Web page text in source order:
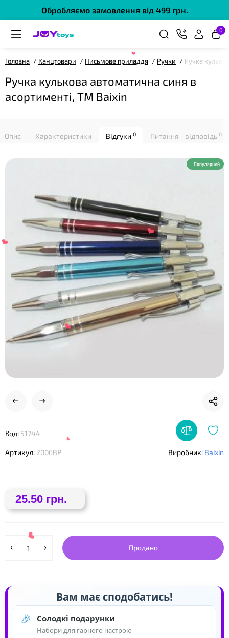
Обробляємо замовлення від 499 грн.
0
Головна Канцтовари Письмове приладдя Ручки Ручка
Ручка кулькова автоматична синя в
асортименті, ТМ Baixin
Опис Характеристики Відгуки 0 Питання - відповідь 0
Популярний
Код: 51744
Артикул: 2006BP Виробник: Baixin
25.50 грн.
Продано
Вам має сподобатись!
🎉 Солодкі подарунки
Набори для гарного настрою
❤